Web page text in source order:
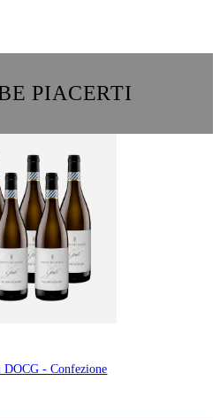
PIACERTI
- Confezione